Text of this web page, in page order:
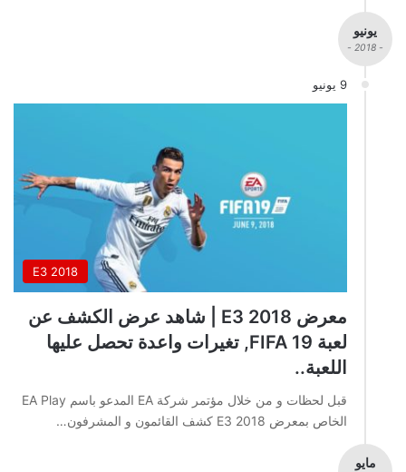
يونيو
- 2018 -
9 يونيو
E3 2018
معرض E3 2018 | شاهد عرض الكشف عن
لعبة FIFA 19, تغيرات واعدة تحصل عليها
اللعبة..
قبل لحظات و من خلال مؤتمر شركة EA المدعو باسم EA Play
الخاص بمعرض E3 2018 كشف القائمون و المشرفون…
مايو